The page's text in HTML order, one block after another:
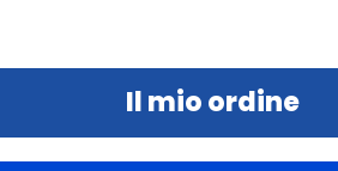
Il mio ordine